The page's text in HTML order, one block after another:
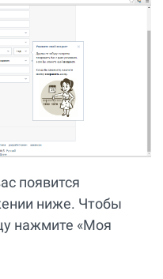
появится
ниже. Чтобы
нажмите «Моя